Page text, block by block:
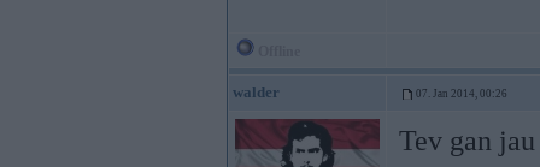
walder 07. Jan 2014, 00:26
Tev gan